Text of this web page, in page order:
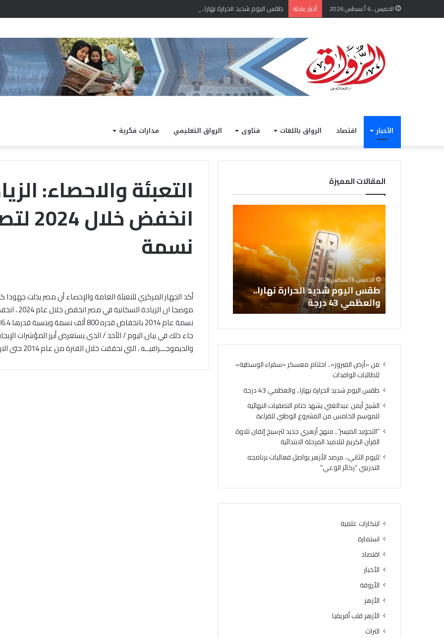
الخميس , 6 أغسطس 2026 أخبار عاجلة طقس اليوم شديد الحرارة نهارا.. والعظمي 43 درجة
الأخبار اقتصاد الرواق باللغات فتاوى الرواق التعليمي مدارات فكرية
التعبئة والاحصاء:
نسمة
أكد الجهاز المركزي للتعبئة العامة والإحصاء أن مصر بذلت جهودا
نسمة عام 2014 بانخفاض قدره 800 ألف نسمة وبنسبة قدرها 36.4%.
جاء ذلك في بيان اليوم / الأحد / الذي يستعرض أبرز المؤشرات
والديموجـــرافيــه ، التي تحققت خلال الفترة من عام 2014 حتى الان .
المقالات المميزة
اليوم
شديد
الحرارة
نهارا..
والعظمي
43
درجةالخميس, 6 أغسطس 2026
طقس اليوم شديد الحرارة نهارا..
والعظمي 43 درجة
يشهد
ختام
التصفيات
النهائية
للموسم
الخامس
من
المشروع
الخامس من المشروع الوطني
“التجويد
الميسر”..
القرآن
الكريم
لتلاميذ
المرحلة
الابتدائية
جديد لترسيخ
الكريم لتلاميذ
من «أرض الفيروز».. اختتام معسكر «سفراء الوسطية»
للطالبات الوافدات
طقس اليوم شديد الحرارة نهارا.. والعظمي 43 درجة
الشيخ أيمن عبدالغني يشهد ختام التصفيات النهائية
للموسم الخامس من المشروع الوطني للقراءة
“التجويد الميسر”.. منهج أزهري جديد لترسيخ إتقان تلاوة
القرآن الكريم لتلاميذ المرحلة الابتدائية
لليوم الثاني.. مرصد الأزهر يواصل فعاليات برنامجه
التدريبي “ركائز الوعي”
ابتكارات علمية
استمارة
اقتصاد
الأخبار
الأروقة
الأزهر
الأزهر قلب أفريقيا
التراث